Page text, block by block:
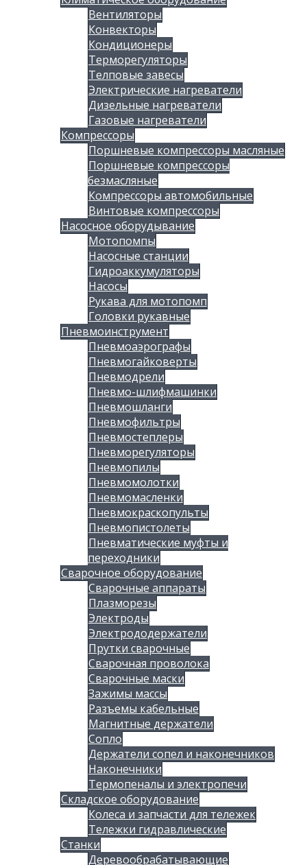
Вентиляторы
Конвекторы
Кондиционеры
Терморегуляторы
Телповые завесы
Электрические нагреватели
Дизельные нагреватели
Газовые нагреватели
Компрессоры
Поршневые компрессоры масляные
Поршневые компрессоры
безмасляные
Компрессоры автомобильные
Винтовые компрессоры
Насосное оборудывание
Мотопомпы
Насосные станции
Гидроаккумуляторы
Насосы
Рукава для мотопомп
Головки рукавные
Пневмоинструмент
Пневмоаэрографы
Пневмогайковерты
Пневмодрели
Пневмо-шлифмашинки
Пневмошланги
Пневмофильтры
Пневмостеплеры
Пневморегуляторы
Пневмопилы
Пневмомолотки
Пневмомасленки
Пневмокраскопульты
Пневмопистолеты
Пневматические муфты и
переходники
Сварочное оборудование
Сварочные аппараты
Плазморезы
Электроды
Электрододержатели
Прутки сварочные
Сварочная проволока
Сварочные маски
Зажимы массы
Разъемы кабельные
Магнитные держатели
Сопло
Держатели сопел и наконечников
Наконечники
Термопеналы и электропечи
Складское оборудование
Колеса и запчасти для тележек
Тележки гидравлические
Станки
Деревообрабатывающие